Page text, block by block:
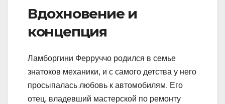
Вдохновение и
концепция
Ламборгини Ферруччо родился в семье
знатоков механики, и с самого детства у него
просыпалась любовь к автомобилям. Его
отец, владевший мастерской по ремонту